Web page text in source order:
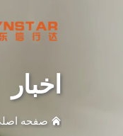
اخبار
صفحه